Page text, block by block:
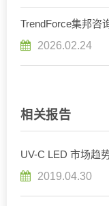
TrendForce集邦咨
2026.02.24
相关报告
UV-C LED 市场趋
2019.04.30